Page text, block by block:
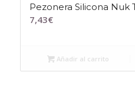
Pezonera Silicona Nuk
7,43€
Añadir al carrito